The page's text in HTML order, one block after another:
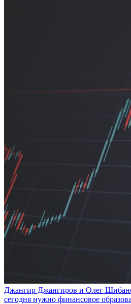
Джангир Джангиров и Олег
сегодня нужно финансовое